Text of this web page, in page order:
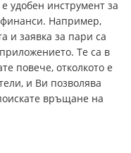
е удобен инструмент за
Например,
и заявка за пари са
Те са в
повече, отколкото е
и Ви позволява
връщане на